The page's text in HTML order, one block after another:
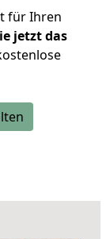
für Ihren
jetzt das